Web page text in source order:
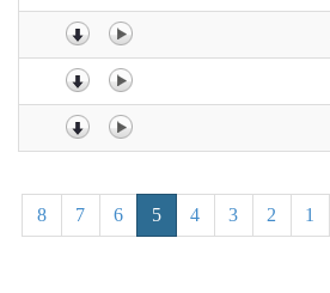
1
2
3
4
5
6
7
8